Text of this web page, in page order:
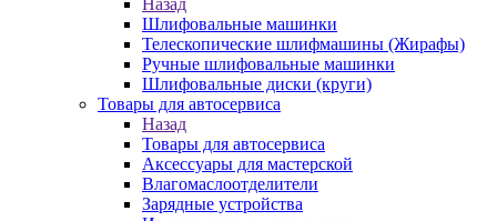
Назад
Шлифовальные машинки
Телескопические шлифмашины (Жирафы)
Ручные шлифовальные машинки
Шлифовальные диски (круги)
Товары для автосервиса
Назад
Товары для автосервиса
Аксессуары для мастерской
Влагомаслоотделители
Зарядные устройства